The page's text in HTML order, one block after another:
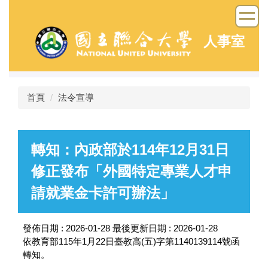
容
人事室
首頁 法令宣導
轉知：內政部於114年12月31日
修正發布「外國特定專業人才申
請就業金卡許可辦法」
發佈日期 : 2026-01-28 最後更新日期 : 2026-01-28
依教育部115年1月22日臺教高(五)字第1140139114號函
轉知。